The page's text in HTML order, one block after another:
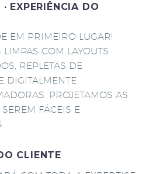
EXPERIÊNCIA DO
EM PRIMEIRO LUGAR!
LIMPAS COM LAYOUTS
REPLETAS DE
DIGITALMENTE
PROJETAMOS AS
FÁCEIS E
CLIENTE